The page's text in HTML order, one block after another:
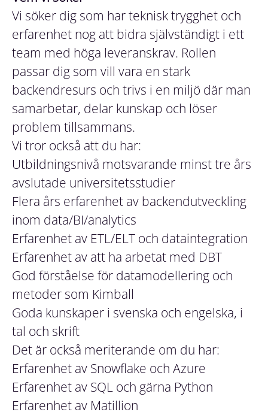
Vi söker dig som har teknisk trygghet och
erfarenhet nog att bidra självständigt i ett
team med höga leveranskrav. Rollen
passar dig som vill vara en stark
backendresurs och trivs i en miljö där man
samarbetar, delar kunskap och löser
problem tillsammans.
Vi tror också att du har:
Utbildningsnivå motsvarande minst tre års
avslutade universitetsstudier
Flera års erfarenhet av backendutveckling
inom data/BI/analytics
Erfarenhet av ETL/ELT och dataintegration
Erfarenhet av att ha arbetat med DBT
God förståelse för datamodellering och
metoder som Kimball
Goda kunskaper i svenska och engelska, i
tal och skrift
Det är också meriterande om du har:
Erfarenhet av Snowflake och Azure
Erfarenhet av SQL och gärna Python
Erfarenhet av Matillion